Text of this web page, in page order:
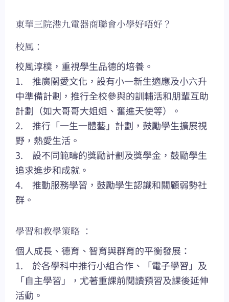
東華三院港九電器商聯會小學好唔好？
校風：
校風淳樸，重視學生品德的培養。
1. 推廣關愛文化，設有小一新生適應及小六升
中準備計劃，推行全校參與的訓輔活和朋輩互助
計劃（如大哥哥大姐姐、奮進天使等）。
2. 推行「一生一體藝」計劃，鼓勵學生擴展視
野，熱愛生活。
3. 設不同範疇的獎勵計劃及獎學金，鼓勵學生
追求進步和成就。
4. 推動服務學習，鼓勵學生認識和關顧弱勢社
群。
學習和教學策略 ：
個人成長、德育、智育與群育的平衡發展：
1. 於各學科中推行小組合作、「電子學習」及
「自主學習」，尤著重課前閱讀預習及課後延伸
活動。